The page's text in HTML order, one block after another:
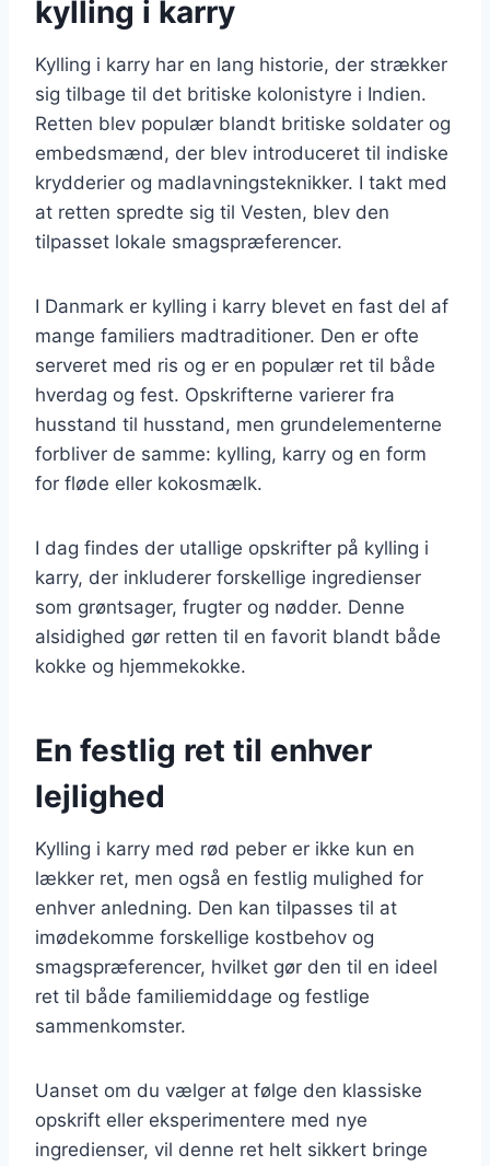
kylling i karry
Kylling i karry har en lang historie, der strækker
sig tilbage til det britiske kolonistyre i Indien.
Retten blev populær blandt britiske soldater og
embedsmænd, der blev introduceret til indiske
krydderier og madlavningsteknikker. I takt med
at retten spredte sig til Vesten, blev den
tilpasset lokale smagspræferencer.
I Danmark er kylling i karry blevet en fast del af
mange familiers madtraditioner. Den er ofte
serveret med ris og er en populær ret til både
hverdag og fest. Opskrifterne varierer fra
husstand til husstand, men grundelementerne
forbliver de samme: kylling, karry og en form
for fløde eller kokosmælk.
I dag findes der utallige opskrifter på kylling i
karry, der inkluderer forskellige ingredienser
som grøntsager, frugter og nødder. Denne
alsidighed gør retten til en favorit blandt både
kokke og hjemmekokke.
En festlig ret til enhver
lejlighed
Kylling i karry med rød peber er ikke kun en
lækker ret, men også en festlig mulighed for
enhver anledning. Den kan tilpasses til at
imødekomme forskellige kostbehov og
smagspræferencer, hvilket gør den til en ideel
ret til både familiemiddage og festlige
sammenkomster.
Uanset om du vælger at følge den klassiske
opskrift eller eksperimentere med nye
ingredienser, vil denne ret helt sikkert bringe